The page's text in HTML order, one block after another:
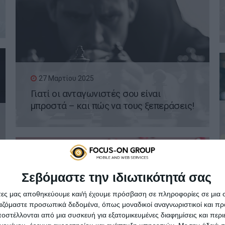
Σεβόμαστε την ιδιωτικότητά σας
μας αποθηκεύουμε και/ή έχουμε πρόσβαση σε πληροφορίες σε
προσωπικά δεδομένα, όπως μοναδικοί αναγνωριστικοί και
από μια συσκευή για εξατομικευμένες διαφημίσεις και
27 Μαρτίου 2025
Γιατί οι ανταγωνιστές σου είναι
μπροστά – και πώς να τους ξεπεράσεις!
20 Μαρτίου 2025
Viral Marketing: Πώς μπορεί ένα post να